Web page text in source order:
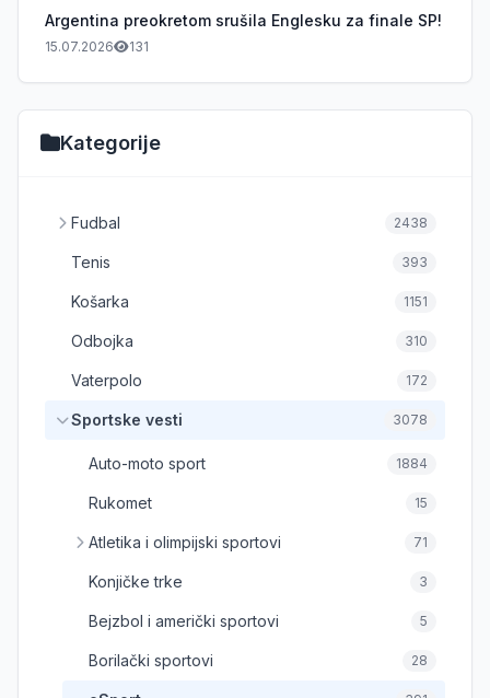
Argentina preokretom srušila Englesku za finale SP!
15.07.2026 131
Kategorije
Fudbal 2438
Tenis 393
Košarka 1151
Odbojka 310
Vaterpolo 172
Sportske vesti 3078
Auto-moto sport 1884
Rukomet 15
Atletika i olimpijski sportovi 71
Konjičke trke 3
Bejzbol i američki sportovi 5
Borilački sportovi 28